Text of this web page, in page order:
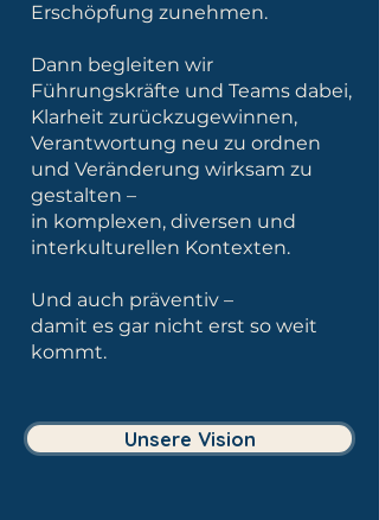
Erschöpfung zunehmen.
Dann begleiten wir
Führungskräfte und Teams dabei,
Klarheit zurückzugewinnen,
Verantwortung neu zu ordnen
und Veränderung wirksam zu
gestalten –
in komplexen, diversen und
interkulturellen Kontexten.
Und auch präventiv –
damit es gar nicht erst so weit
kommt.
Unsere Vision